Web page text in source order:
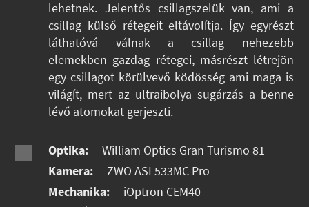
lehetnek. Jelentős csillagszelük van, ami a
csillag külső rétegeit eltávolítja. Így egyrészt
láthatóvá válnak a csillag nehezebb
elemekben gazdag rétegei, másrészt létrejön
egy csillagot körülvevő ködösség ami maga is
világít, mert az ultraibolya sugárzás a benne
lévő atomokat gerjeszti.
Optika:
William Optics Gran Turismo 81
Kamera:
ZWO ASI 533MC Pro
Mechanika:
iOptron CEM40